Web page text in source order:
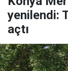
yenilendi:
açtı